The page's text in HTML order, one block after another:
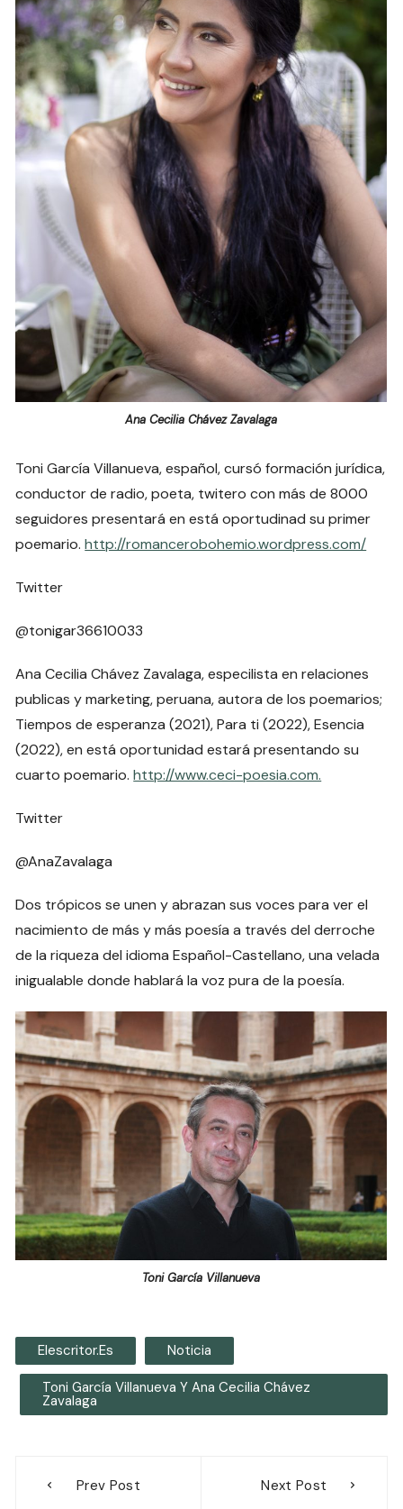
Ana Cecilia Chávez Zavalaga
Toni García Villanueva, español, cursó formación jurídica,
conductor de radio, poeta, twitero con más de 8000
seguidores presentará en está oportudinad su primer
poemario.http://romancerobohemio.wordpress.com/
Twitter
@tonigar36610033
Ana Cecilia Chávez Zavalaga, especilista en relaciones
publicas y marketing, peruana, autora de los poemarios;
Tiempos de esperanza (2021), Para ti (2022), Esencia
(2022), en está oportunidad estará presentando su
cuarto poemario.http://www.ceci-poesia.com.
Twitter
@AnaZavalaga
Dos trópicos se unen y abrazan sus voces para ver el
nacimiento de más y más poesía a través del derroche
de la riqueza del idioma Español-Castellano, una velada
inigualable donde hablará la voz pura de la poesía.
Toni García Villanueva
Elescritor.es Noticia
Toni García Villanueva Y Ana Cecilia Chávez
Zavalaga
Prev Post Next Post